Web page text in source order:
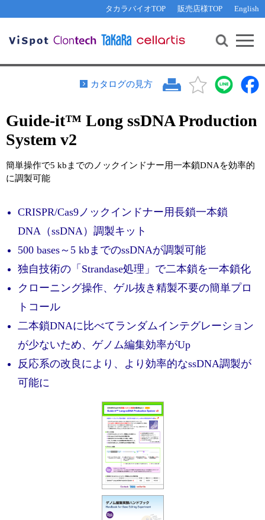
タカラバイオTOP 販売店様TOP English
機能解析・サイレンシング
PCR・等温増幅
リアルタイムPCR（qPCR）
装置・ソフトウェア
その他 ライセンスに関するご相談
遺伝子組換え生物該当製品
研究支援ツール
Cut-Site Navigator 制限酵素切断サイトの検索
In-Fusion Cloning プライマー設計
抗体検索サイト
リアルタイムPCR
リアルタイムPCR
機器ソフトウェア・ベクター配列ダウンロード
実験ガイド
リアルタイムPCR実験ガイド
NGSポータルサイト
幹細胞・再生医療研究ガイド
エピジェネティクス実験ガイド
アプリケーションノート
お問い合わせ WEB会員登録
カタログの見方
Guide-it™ Long ssDNA Production
System v2
簡単操作で5 kbまでのノックインドナー用一本鎖DNAを効率的
に調製可能
CRISPR/Cas9ノックインドナー用長鎖一本鎖
DNA（ssDNA）調製キット
500 bases～5 kbまでのssDNAが調製可能
独自技術の「Strandase処理」で二本鎖を一本鎖化
クローニング操作、ゲル抜き精製不要の簡単プロ
トコール
二本鎖DNAに比べてランダムインテグレーション
が少ないため、ゲノム編集効率がUp
反応系の改良により、より効率的なssDNA調製が
可能に